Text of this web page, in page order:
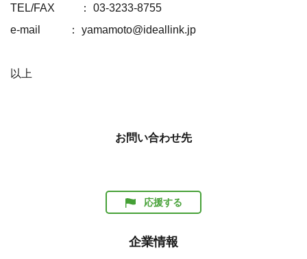
TEL/FAX ： 03-3233-8755
e-mail ： yamamoto@ideallink.jp
以上
お問い合わせ先
応援する
企業情報